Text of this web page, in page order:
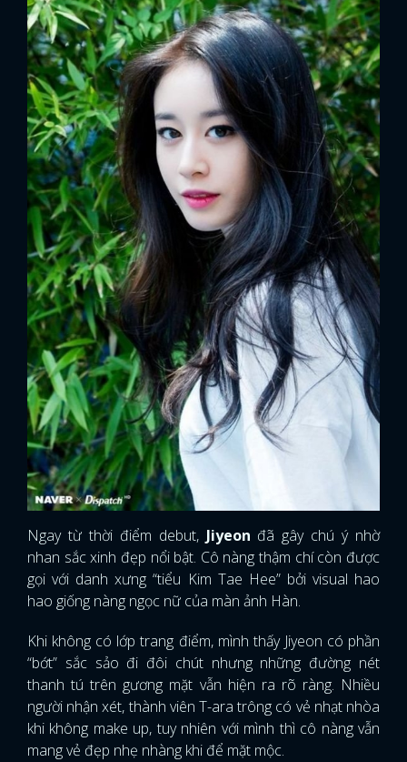
Ngay từ thời điểm debut, Jiyeon đã gây chú ý nhờ
nhan sắc xinh đẹp nổi bật. Cô nàng thậm chí còn được
gọi với danh xưng “tiểu Kim Tae Hee” bởi visual hao
hao giống nàng ngọc nữ của màn ảnh Hàn.
Khi không có lớp trang điểm, mình thấy Jiyeon có phần
“bớt” sắc sảo đi đôi chút nhưng những đường nét
thanh tú trên gương mặt vẫn hiện ra rõ ràng. Nhiều
người nhận xét, thành viên T-ara trông có vẻ nhạt nhòa
khi không make up, tuy nhiên với mình thì cô nàng vẫn
mang vẻ đẹp nhẹ nhàng khi để mặt mộc.